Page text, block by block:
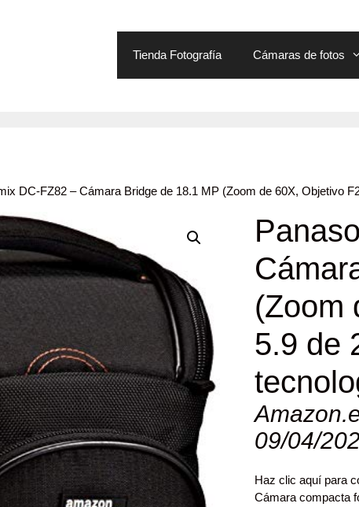
Tienda Fotografía
Cámaras de fotos
DC-FZ82 – Cámara Bridge de 18.1 MP (Zoom de 60X, Objetivo
(Zoom
5.9 de
09/04/
Haz clic aquí para
Cámara compacta